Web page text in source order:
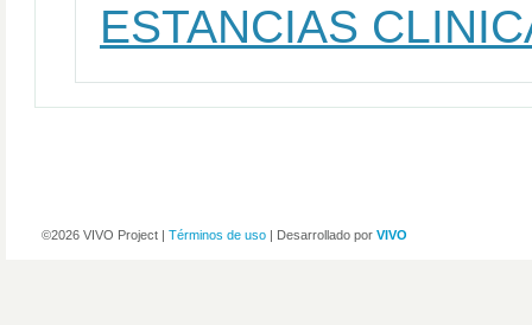
ESTANCIAS
©2026 VIVO Project | Términos de uso | Desarrollado por VIVO